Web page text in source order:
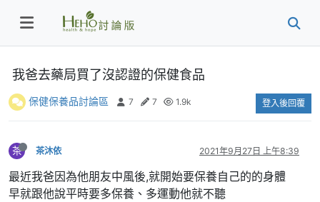
我爸去藥局買了沒認證的保健食品
保健保養品討論區 7 7 1.9k 登入後回覆
茶 茶沐依 2021年9月27日 上午8:39
最近我爸因為他朋友中風後,就開始要保養自己的的身體
早就跟他說平時要多保養、多運動他就不聽